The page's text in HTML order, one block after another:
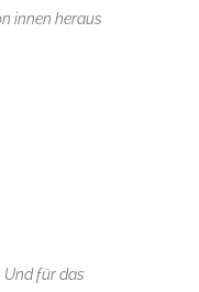
innen heraus
Und für das